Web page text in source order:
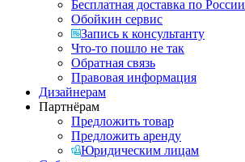
Бесплатная доставка по России
Обойкин сервис
Запись к консультанту
Что-то пошло не так
Обратная связь
Правовая информация
Дизайнерам
Партнёрам
Предложить товар
Предложить аренду
Юридическим лицам